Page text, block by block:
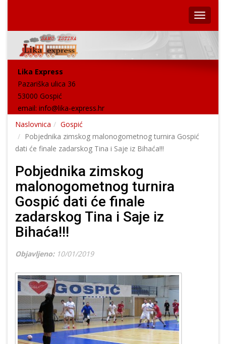
Lika Express
Pazariška ulica 36
53000 Gospić
email: info@lika-express.hr
Naslovnica
Gospić
Pobjednika zimskog malonogometnog turnira Gospić
dati će finale zadarskog Tina i Saje iz Bihaća!!!
Pobjednika zimskog
malonogometnog turnira
Gospić dati će finale
zadarskog Tina i Saje iz
Bihaća!!!
Objavljeno: 10/01/2019